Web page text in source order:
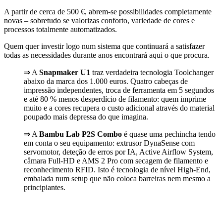
A partir de cerca de 500 €, abrem-se possibilidades completamente
novas – sobretudo se valorizas conforto, variedade de cores e
processos totalmente automatizados.
Quem quer investir logo num sistema que continuará a satisfazer
todas as necessidades durante anos encontrará aqui o que procura.
⇒ A Snapmaker U1 traz verdadeira tecnologia Toolchanger
abaixo da marca dos 1.000 euros. Quatro cabeças de
impressão independentes, troca de ferramenta em 5 segundos
e até 80 % menos desperdício de filamento: quem imprime
muito e a cores recupera o custo adicional através do material
poupado mais depressa do que imagina.
⇒ A Bambu Lab P2S Combo é quase uma pechincha tendo
em conta o seu equipamento: extrusor DynaSense com
servomotor, deteção de erros por IA, Active Airflow System,
câmara Full-HD e AMS 2 Pro com secagem de filamento e
reconhecimento RFID. Isto é tecnologia de nível High-End,
embalada num setup que não coloca barreiras nem mesmo a
principiantes.